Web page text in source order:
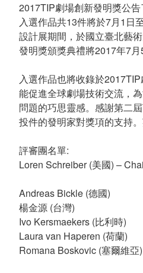
2017TIP劇場創新發明獎公
入選作品共13件將於7月1日
設計展期間，於國立臺北藝
發明獎頒獎典禮將2017年7月
入選作品也將收錄於
能促進全球劇場技術交流，
問題的巧思靈感。感謝第二
投件的發明家對獎項的支持
評審團名單:
Loren Schreiber (美國) –
Andreas Bickle (德國)
楊金源 (台灣)
Ivo Kersmaekers (比利時)
Laura van Haperen (荷蘭)
Romana Boskovic (塞爾維亞)